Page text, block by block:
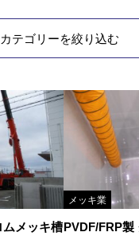
カテゴリーを絞り込む
ムメッキ槽
メッキ業
PVDF/FRP製